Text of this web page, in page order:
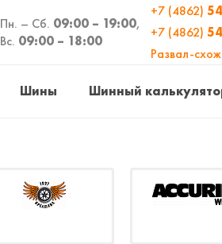
Пн. – Сб. 09:00 – 19:00,
Вс. 09:00 – 18:00
+7 (4862)
+7 (4862)
Развал-
Шины Шинный